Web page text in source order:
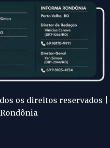
os direitos reservados |